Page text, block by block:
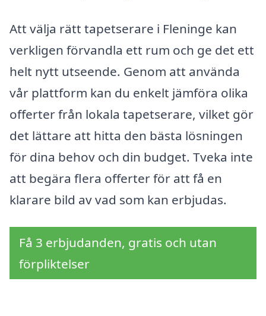
Att välja rätt tapetserare i Fleninge kan
verkligen förvandla ett rum och ge det ett
helt nytt utseende. Genom att använda
vår plattform kan du enkelt jämföra olika
offerter från lokala tapetserare, vilket gör
det lättare att hitta den bästa lösningen
för dina behov och din budget. Tveka inte
att begära flera offerter för att få en
klarare bild av vad som kan erbjudas.
Få 3 erbjudanden, gratis och utan
förpliktelser